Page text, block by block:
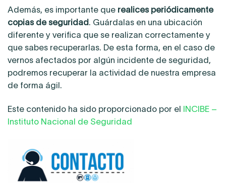
Además, es importante que realices periódicamente
copias de seguridad. Guárdalas en una ubicación
diferente y verifica que se realizan correctamente y
que sabes recuperarlas. De esta forma, en el caso de
vernos afectados por algún incidente de seguridad,
podremos recuperar la actividad de nuestra empresa
de forma ágil.
Este contenido ha sido proporcionado por el INCIBE –
Instituto Nacional de Seguridad